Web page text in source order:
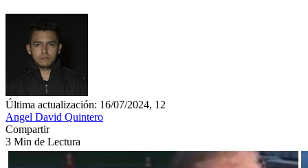
Última actualización: 16/07/2024, 12
Angel David Quintero
Compartir
3 Min de Lectura